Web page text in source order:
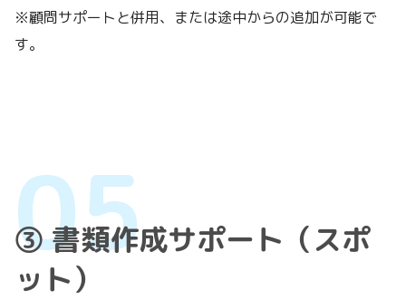
※顧問サポートと併用、または途中からの追加が可能で
す。
③ 書類作成サポート（スポ
ット）